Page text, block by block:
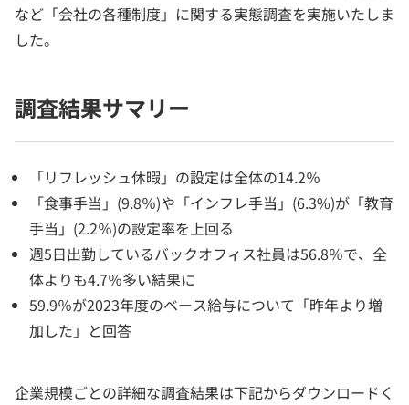
など「会社の各種制度」に関する実態調査を実施いたしま
した。
調査結果サマリー
「リフレッシュ休暇」の設定は全体の14.2％
「食事手当」(9.8％)や「インフレ手当」(6.3%)が「教育
手当」(2.2％)の設定率を上回る
週5日出勤しているバックオフィス社員は56.8％で、全
体よりも4.7％多い結果に
59.9％が2023年度のベース給与について「昨年より増
加した」と回答
企業規模ごとの詳細な調査結果は下記からダウンロードく